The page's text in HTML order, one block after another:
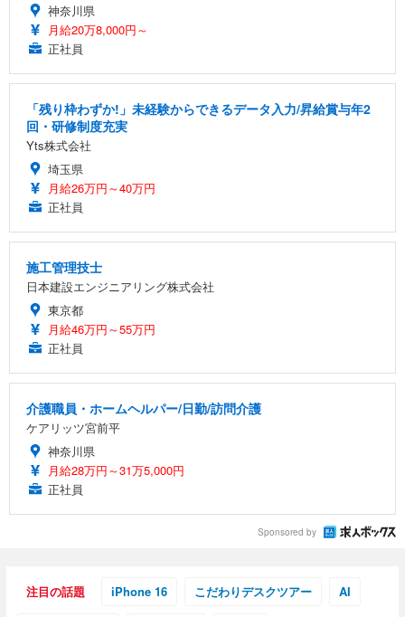
神奈川県
月給20万8,000円～
正社員
「残り枠わずか!」未経験からできるデータ入力/昇給賞与年2
回・研修制度充実
Yts株式会社
埼玉県
月給26万円～40万円
正社員
施工管理技士
日本建設エンジニアリング株式会社
東京都
月給46万円～55万円
正社員
介護職員・ホームヘルパー/日勤/訪問介護
ケアリッツ宮前平
神奈川県
月給28万円～31万5,000円
正社員
Sponsored by
注目の話題 iPhone 16 こだわりデスクツアー AI